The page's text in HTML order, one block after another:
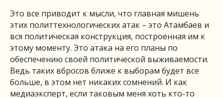
Это все приводит к мысли, что главная мишень
этих политтехнологических атак – это Атамбаев и
вся политическая конструкция, построенная им к
этому моменту. Это атака на его планы по
обеспечению своей политической выживаемости.
Ведь таких вбросов ближе к выборам будет все
больше, в этом нет никаких сомнений. И как
медиаэксперт, если таковым меня хоть кто-то